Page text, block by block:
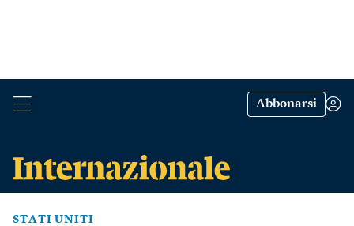
Abbonarsi
STATI UNITI